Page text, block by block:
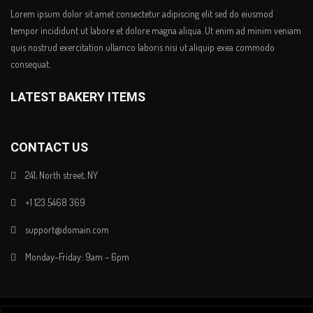
Lorem ipsum dolor sit amet consectetur adipiscing elit sed do eiusmod
tempor incididunt ut labore et dolore magna aliqua. Ut enim ad minim veniam
quis nostrud exercitation ullamco laboris nisi ut aliquip exea commodo
consequat.
LATEST BAKERY ITEMS
CONTACT US
241, North street, NY
+1 123 5468 369
support@domain.com
Monday–Friday: 9am – 6pm